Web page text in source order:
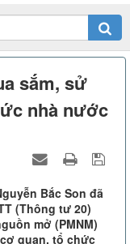
sắm, sử
nhà nước
Bắc Son đã
(Thông tư 20)
mở (PMNM)
quan, tổ chức